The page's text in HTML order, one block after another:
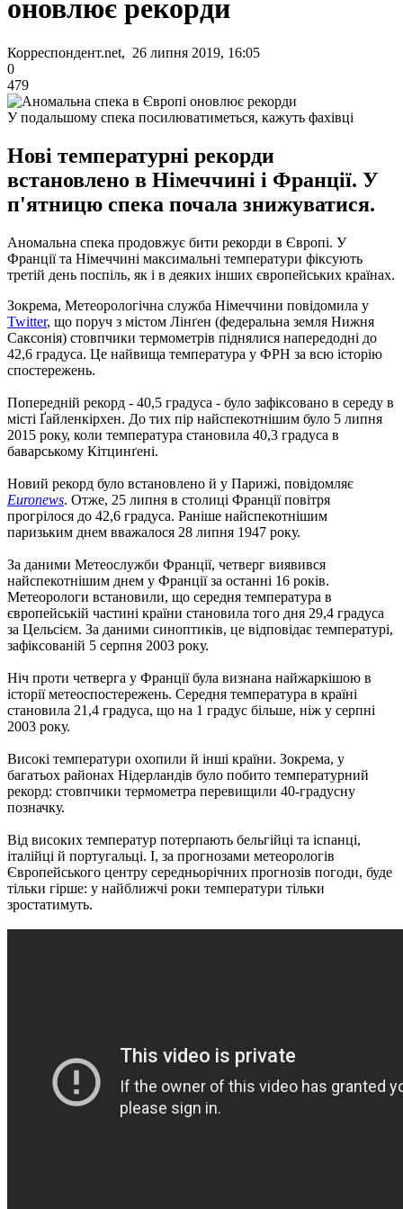
оновлює рекорди
Корреспондент.net, 26 липня 2019, 16:05
0
479
У подальшому спека посилюватиметься, кажуть фахівці
Нові температурні рекорди
встановлено в Німеччині і Франції. У
п'ятницю спека почала знижуватися.
Аномальна спека продовжує бити рекорди в Європі. У
Франції та Німеччині максимальні температури фіксують
третій день поспіль, як і в деяких інших європейських країнах.
Зокрема, Метеорологічна служба Німеччини повідомила у
Twitter, що поруч з містом Лінґен (федеральна земля Нижня
Саксонія) стовпчики термометрів піднялися напередодні до
42,6 градуса. Це найвища температура у ФРН за всю історію
спостережень.
Попередній рекорд - 40,5 градуса - було зафіксовано в середу в
місті Ґайленкірхен. До тих пір найспекотнішим було 5 липня
2015 року, коли температура становила 40,3 градуса в
баварському Кітцинґені.
Новий рекорд було встановлено й у Парижі, повідомляє
Euronews. Отже, 25 липня в столиці Франції повітря
прогрілося до 42,6 градуса. Раніше найспекотнішим
паризьким днем ​​вважалося 28 липня 1947 року.
За даними Метеослужби Франції, четверг виявився
найспекотнішим днем ​​у Франції за останні 16 років.
Метеорологи встановили, що середня температура в
європейській частині країни становила того дня 29,4 градуса
за Цельсієм. За даними синоптиків, це відповідає температурі,
зафіксованій 5 серпня 2003 року.
Ніч проти четверга у Франції була визнана найжаркішою в
історії метеоспостережень. Середня температура в країні
становила 21,4 градуса, що на 1 градус більше, ніж у серпні
2003 року.
Високі температури охопили й інші країни. Зокрема, у
багатьох районах Нідерландів було побито температурний
рекорд: стовпчики термометра перевищили 40-градусну
позначку.
Від високих температур потерпають бельгійці та іспанці,
італійці й португальці. І, за прогнозами метеорологів
Європейського центру середньорічних прогнозів погоди, буде
тільки гірше: у найближчі роки температури тільки
зростатимуть.